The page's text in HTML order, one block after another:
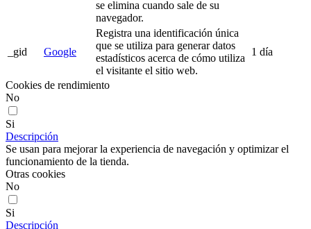
se elimina cuando sale de su
navegador.
_gid Google
Registra una identificación única
que se utiliza para generar datos
estadísticos acerca de cómo utiliza
el visitante el sitio web.
1 día
Cookies de rendimiento
No
Si
Descripción
Se usan para mejorar la experiencia de navegación y optimizar el
funcionamiento de la tienda.
Otras cookies
No
Si
Descripción